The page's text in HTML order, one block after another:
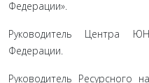
Федерации».
Руководитель Центра
Федерации.
Руководитель Ресурсного